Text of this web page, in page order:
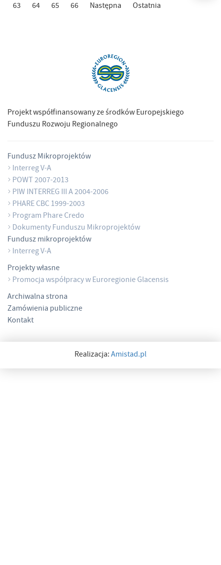
63 64 65 66 Następna Ostatnia
Projekt współfinansowany ze środków Europejskiego
Funduszu Rozwoju Regionalnego
Fundusz Mikroprojektów
Interreg V-A
POWT 2007-2013
PIW INTERREG III A 2004-2006
PHARE CBC 1999-2003
Program Phare Credo
Dokumenty Funduszu Mikroprojektów
Fundusz mikroprojektów
Interreg V-A
Projekty własne
Promocja współpracy w Euroregionie Glacensis
Archiwalna strona
Zamówienia publiczne
Kontakt
Realizacja:Amistad.pl